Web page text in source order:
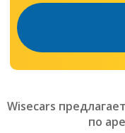
and
mark
Wisecars
по